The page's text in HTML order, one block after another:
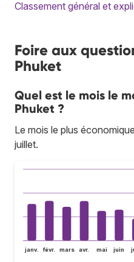
Classement général et
Foire aux
Phuket
Quel est le mois le
Phuket ?
Le mois le plus
juillet.
janv. févr. mars avr. mai juin